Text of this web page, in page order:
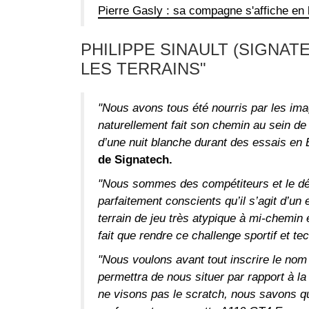
Pierre Gasly : sa compagne s'affiche
PHILIPPE SINAULT
LES TERRAINS"
"Nous avons tous été nourris par les
naturellement fait son chemin au sein
d’une nuit blanche durant des essais en
de Signatech.
"Nous sommes des compétiteurs et le
parfaitement conscients qu’il s’agit
terrain de jeu très atypique à mi-
fait que rendre ce challenge sportif et
"Nous voulons avant tout inscrire le
permettra de nous situer par rapport à
ne visons pas le scratch, nous savons